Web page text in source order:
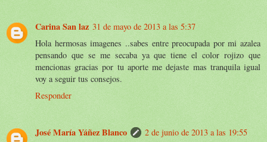
Carina San laz 31 de mayo de 2013 a las 5:37
Hola hermosas imagenes ..sabes entre preocupada por mi azalea
pensando que se me secaba ya que tiene el color rojizo que
mencionas gracias por tu aporte me dejaste mas tranquila igual
voy a seguir tus consejos.
Responder
José María Yáñez Blanco
2 de junio de 2013 a las 19:55